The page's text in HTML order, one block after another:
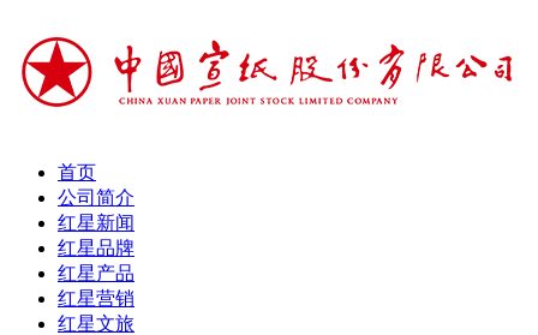
首页
公司简介
红星新闻
红星品牌
红星产品
红星营销
红星文旅